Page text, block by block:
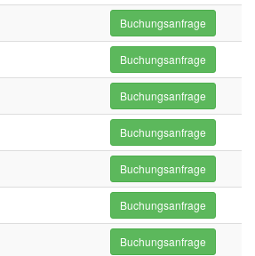
Buchungsanfrage
Buchungsanfrage
Buchungsanfrage
Buchungsanfrage
Buchungsanfrage
Buchungsanfrage
Buchungsanfrage